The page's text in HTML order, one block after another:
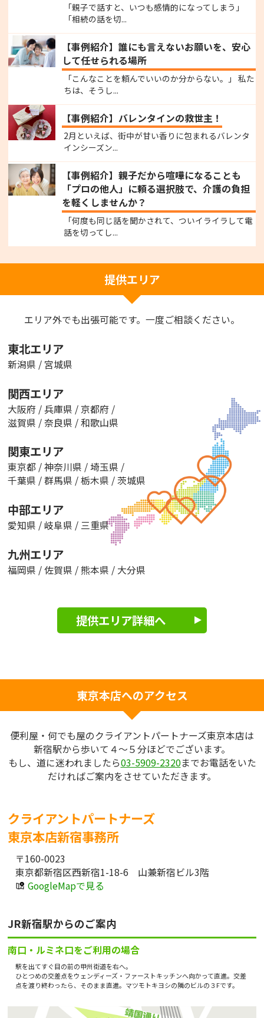
「親子で話すと、いつも感情的になってしまう」
「相続の話を切...
【事例紹介】誰にも言えないお願いを、安心
して任せられる場所
「こんなことを頼んでいいのか分からない。」 私た
ちは、そうし...
【事例紹介】バレンタインの救世主！
2月といえば、街中が甘い香りに包まれるバレンタ
インシーズン...
【事例紹介】親子だから喧嘩になることも
「プロの他人」に頼る選択肢で、介護の負担
を軽くしませんか？
「何度も同じ話を聞かされて、ついイライラして電
話を切ってし...
提供エリア
エリア外でも出張可能です。一度ご相談ください。
東北エリア
新潟県 / 宮城県
関西エリア
大阪府 /兵庫県 /京都府 /
滋賀県 /奈良県 /和歌山県
関東エリア
東京都 /神奈川県 /埼玉県 /
千葉県 /群馬県 /栃木県 /茨城県
中部エリア
愛知県 / 岐阜県 / 三重県
九州エリア
福岡県 /佐賀県 /熊本県 / 大分県
提供エリア詳細へ
東京本店へのアクセス
便利屋・何でも屋のクライアントパートナーズ東京本店は
新宿駅から歩いて４～５分ほどでございます。
もし、道に迷われましたら03-5909-2320までお電話をいた
だければご案内をさせていただきます。
クライアントパートナーズ
東京本店新宿事務所
〒160-0023
東京都新宿区西新宿1-18-6 山兼新宿ビル3階
GoogleMapで見る
JR新宿駅からのご案内
南口・ルミネ口をご利用の場合
駅を出てすぐ目の前の甲州街道を右へ。
ひとつめの交差点をウェンディーズ・ファーストキッチンへ向かって直進。交差
点を渡り終わったら、そのまま直進。マツモトキヨシの隣のビルの３Fです。